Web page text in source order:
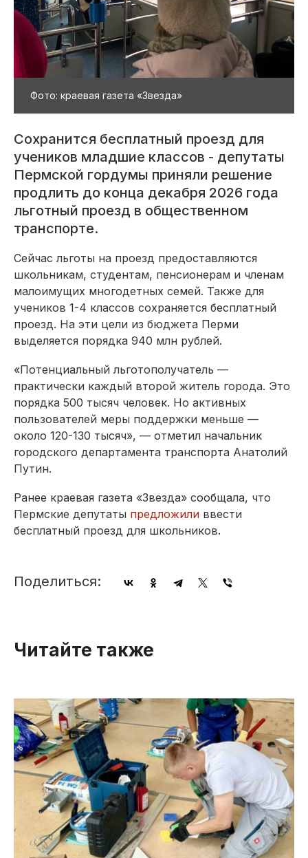
Фото: краевая газета «Звезда»
Сохранится бесплатный проезд для
учеников младшие классов - депутаты
Пермской гордумы приняли решение
продлить до конца декабря 2026 года
льготный проезд в общественном
транспорте.
Сейчас льготы на проезд предоставляются
школьникам, студентам, пенсионерам и членам
малоимущих многодетных семей. Также для
учеников 1-4 классов сохраняется бесплатный
проезд. На эти цели из бюджета Перми
выделяется порядка 940 млн рублей.
«Потенциальный льготополучатель —
практически каждый второй житель города. Это
порядка 500 тысяч человек. Но активных
пользователей меры поддержки меньше —
около 120-130 тысяч», — отметил начальник
городского департамента транспорта Анатолий
Путин.
Ранее краевая газета «Звезда» сообщала, что
Пермские депутаты предложили ввести
бесплатный проезд для школьников.
Поделиться:
Читайте также